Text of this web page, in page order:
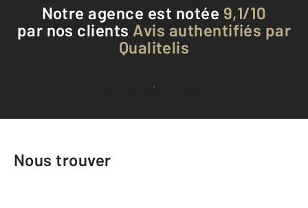
Notre agence est notée 9,1/10
par nos clients Avis authentifiés par
Qualitelis
Voir tous les avis clients
Nous trouver